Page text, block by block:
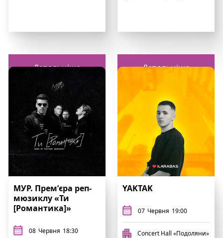
Детальніше Детальніше
МУР. Премʼєра реп-
мюзиклу «Ти
[Романтика]»
08 Червня 18:30
YAKTAK
07 Червня 19:00
Concert Hall «Подоляни»